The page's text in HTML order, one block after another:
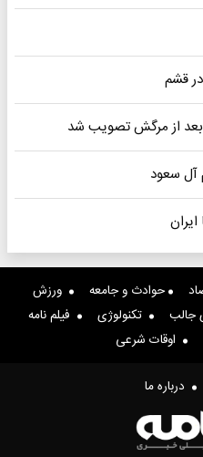
قشم
بعد از مرگش تصویب شد
آل سعود
حوادث و جامعه
ورزش
جالب تکنولوژی
فیلم نامه
اوقات شرعی
درباره ما